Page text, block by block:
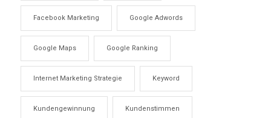
Facebook Marketing Google Adwords
Google Maps Google Ranking
Internet Marketing Strategie Keyword
Kundengewinnung Kundenstimmen